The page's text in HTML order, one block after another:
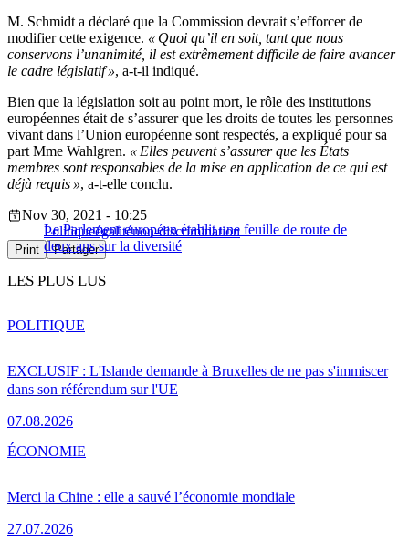
M. Schmidt a déclaré que la Commission devrait s’efforcer de
modifier cette exigence. « Quoi qu’il en soit, tant que nous
conservons l’unanimité, il est extrêmement difficile de faire avancer
le cadre législatif », a-t-il indiqué.
Bien que la législation soit au point mort, le rôle des institutions
européennes était de s’assurer que les droits de toutes les personnes
vivant dans l’Union européenne sont respectés, a expliqué pour sa
part Mme Wahlgren. « Elles peuvent s’assurer que les États
membres sont responsables de la mise en application de ce qui est
déjà requis », a-t-elle conclu.
Le Parlement européen établit une feuille de route de
deux ans sur la diversité
Nov 30, 2021 - 10:25
Politiqueégaliténon-discrimination
Print Partager
LES PLUS LUS
EXCLUSIF : L'Islande demande à Bruxelles de ne pas s'immiscer
dans son référendum sur l'UE
07.08.2026
POLITIQUE
Merci la Chine : elle a sauvé l’économie mondiale
27.07.2026
ÉCONOMIE